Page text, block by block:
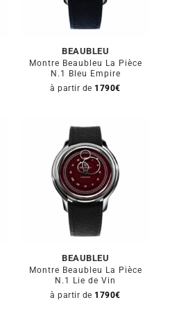
BEAUBLEU
Montre Beaubleu La Pièce
N.1 Bleu Empire
à partir de 1790€
BEAUBLEU
Montre Beaubleu La Pièce
N.1 Lie de Vin
à partir de 1790€